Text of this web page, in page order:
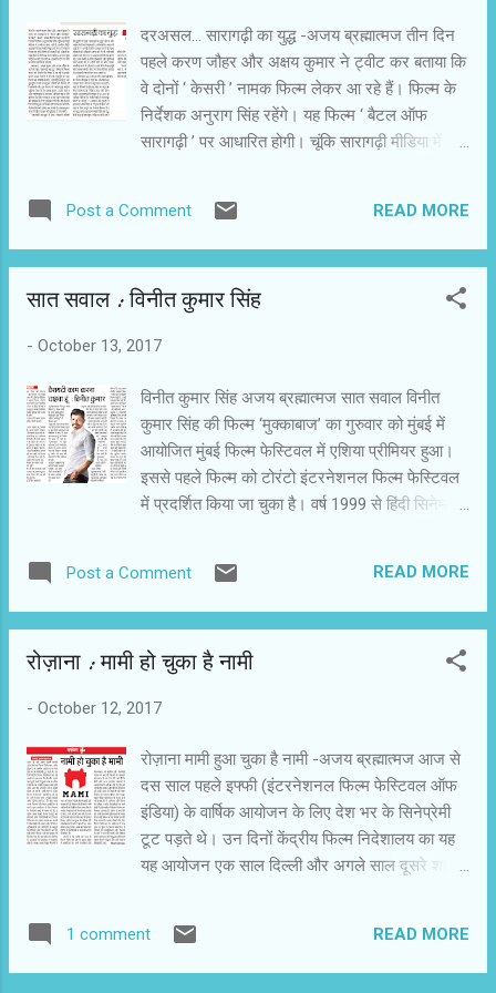
की सदस्यता है। इस नियुक्ति को उनकी नज़दीकी माना जा
सकता है। यह कहीं से गलत भी नहीं है। कांग्रेस और
दूसरी सरकारें भी अपने समर्थकों को मानद पदों पर नियुक्त
करती रही हैं। कांग्रेस राज में समाजवादी और वामपंथी
सोच के कलाकार और बुद्धिजीवी सत्त...
दरअसल... सारागढ़ी का युद्ध -अजय ब्रह्मात्‍मज तीन दिन
पहले करण जौहर और अक्षय कुमार ने ट्वीट कर बताया कि
वे दोनों ‘ केसरी ’ नामक फिल्‍म लेकर आ रहे हैं। फिल्‍म के
निर्देशक अनुराग सिंह रहेंगे। यह फिल्‍म ‘ बैटल ऑफ
सारागढ़ी ’ पर आधारित होगी। चूंकि सारागढ़ी मीडिया में
इंडस्‍ट्री में भी अधिकांश इसे सारागरही ही बोलते हैं। मैं
लगातार लिख रहा हूं कि हिंदी की संज्ञाओं को अंग्रेजी के
के बाद इन शब्‍दों के अप्रचलित होने पर सही उच्‍चारण नहीं
जैसी गलतियां करेंगे। दोष हिंदी के पत्रकारों का भी है कि वे
गलत अनुवाह या प्यिंतरण कर रहे होते हैं। बहरहाल,अक्षय
कुमार और करण जौहर के आने के साथ ‘ सारागढ़ी का युद्ध
’ पर फिल्‍म बनाने की तीसरी टीम मैदान में आ गई है। करण
जौहर की अनुराग सिंह निर्देशित फिल्‍म का नाम ‘ केसरी ’
रखा गया है। इसके...
Post a Comment READ MORE
सात सवाल : विनीत कुमार सिंह
- October 13, 2017
विनीत कुमार सिंह अजय ब्रह्मात्‍मज सात सवाल विनीत
कुमार सिंह की फिल्म ‘मुक्काबाज’ का गुरुवार को मुंबई में
आयोजित मुंबई फिल्‍म फेस्टिवल में एशिया प्रीमियर हुआ।
इससे पहले फिल्‍म को टोरंटो इंटरनेशनल फिल्‍म फेस्टिवल
में प्रदर्शित किया जा चुका है। वर्ष 1999 से हिंदी सिनेमा में
के अंश : 1- यहां तक के सफर में आपने काफी धैर्य और
उम्मीद कायम रखी। इन्हें कैसे कायम रख पाए ? मैं वह काम
मुझे आनंद की प्राप्ति हो। डॉक्टर बनने के लिए मैंने काफी
पर खुशी की अनुभूति स्‍वत: हुई। मैं उससे थकता नहीं हूं।
था कि यहां पर मेहनत करुंगा तो बेहतर पाऊंगा। पापा ने भी
हमेशा कहा कि हारियो न हिम्मत बिसारियो न हरिनाम। यानी
जो हिम्मत नहीं हारता है उसे रास्ते मिल जाते हैं। इन्‍ही सब
वजहों से धैर्य कायम रहा। 2- आपके अभिनय के सफर की
श...
Post a Comment READ MORE
रोज़ाना : मामी हो चुका है नामी
- October 12, 2017
रोज़ाना मामी हुआ चुका है नामी -अजय ब्रह्मात्‍मज आज से
दस साल पहले इफ्फी (इंटरनेशनल फिल्‍म फेस्टिवल ऑफ
इंडिया) के वार्षिक आयोजन के लिए देश भर के सिनेप्रेमी
टूट पड़ते थे। उन दिनों केंद्रीय फिल्‍म निदेशालय का यह
यह आयोजन एक साल दिल्‍ली और अगले साल दूसरे शहरों
है। अभी देश में अनेक फिल्‍म फेस्टिवल आयोजित हो रहे
हैं। उनमें से एक मामी(मुंर्अ एकेडमी आॅफ मूविंग इमेजेज)
1 comment READ MORE